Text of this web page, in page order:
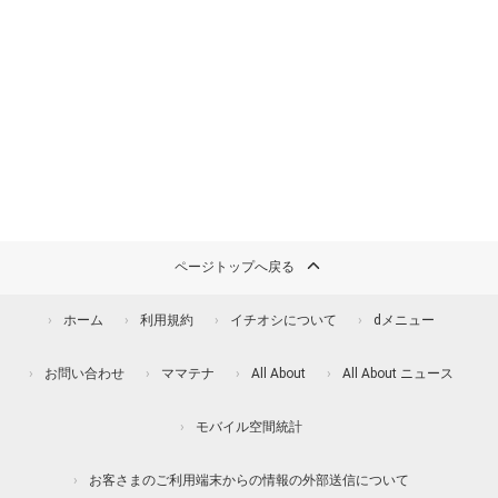
ページトップへ戻る
ホーム 利用規約 イチオシについて dメニュー
お問い合わせ ママテナ All About All About ニュース
モバイル空間統計
お客さまのご利用端末からの情報の外部送信について